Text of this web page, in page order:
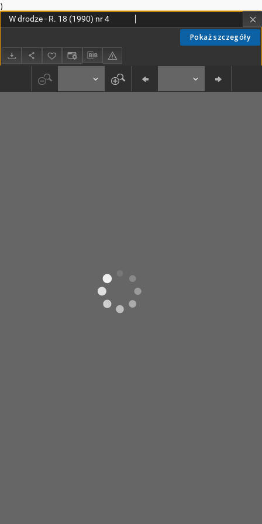
)
Pokaż szczegóły
W drodze - R. 18 (1990) nr 4